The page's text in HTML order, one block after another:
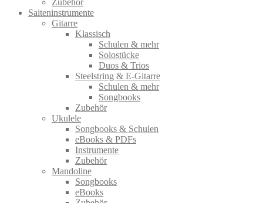
Zubehör
Saiteninstrumente
Gitarre
Klassisch
Schulen & mehr
Solostücke
Duos & Trios
Steelstring & E-Gitarre
Schulen & mehr
Songbooks
Zubehör
Ukulele
Songbooks & Schulen
eBooks & PDFs
Instrumente
Zubehör
Mandoline
Songbooks
eBooks